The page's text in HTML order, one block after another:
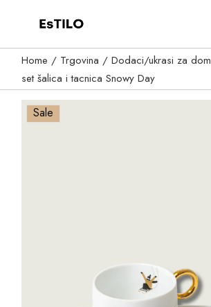
Home Trgovina Dodaci/ukrasi za dom
set šalica i tacnica Snowy Day
Sale